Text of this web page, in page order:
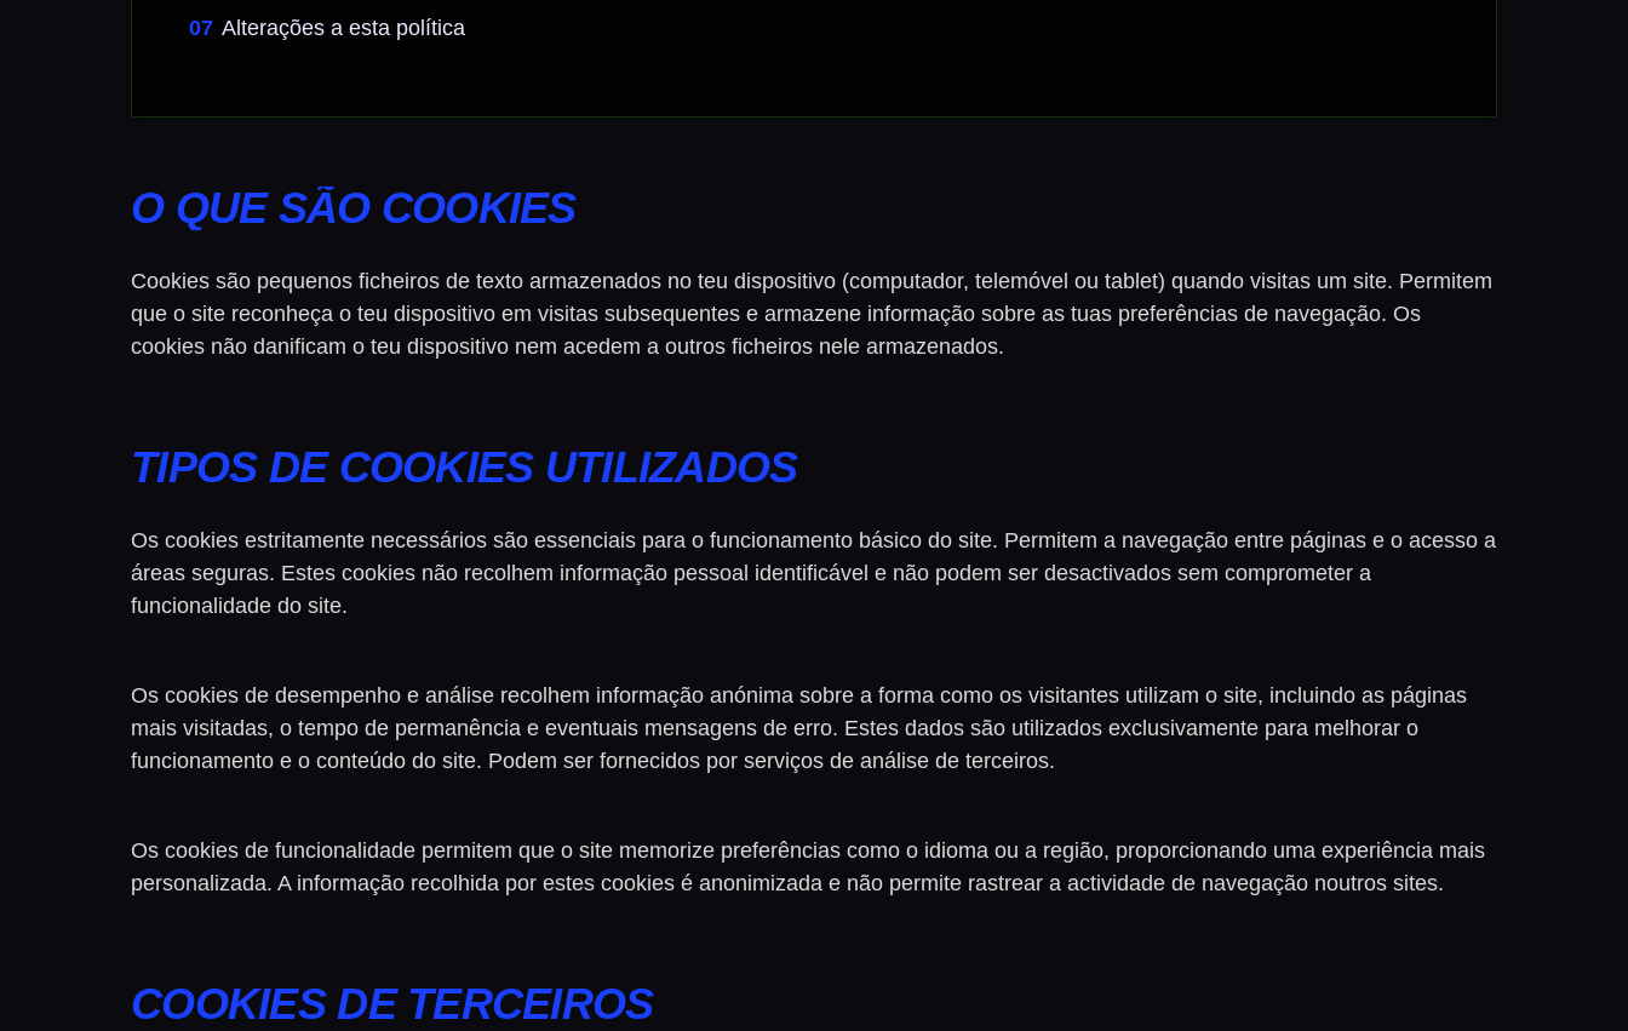
Alterações a esta política
O QUE SÃO COOKIES
Cookies são pequenos ficheiros de texto armazenados no teu dispositivo (computador, telemóvel ou tablet) quando visitas um site. Permitem
que o site reconheça o teu dispositivo em visitas subsequentes e armazene informação sobre as tuas preferências de navegação. Os
cookies não danificam o teu dispositivo nem acedem a outros ficheiros nele armazenados.
TIPOS DE COOKIES UTILIZADOS
Os cookies estritamente necessários são essenciais para o funcionamento básico do site. Permitem a navegação entre páginas e o acesso a
áreas seguras. Estes cookies não recolhem informação pessoal identificável e não podem ser desactivados sem comprometer a
funcionalidade do site.
Os cookies de desempenho e análise recolhem informação anónima sobre a forma como os visitantes utilizam o site, incluindo as páginas
mais visitadas, o tempo de permanência e eventuais mensagens de erro. Estes dados são utilizados exclusivamente para melhorar o
funcionamento e o conteúdo do site. Podem ser fornecidos por serviços de análise de terceiros.
Os cookies de funcionalidade permitem que o site memorize preferências como o idioma ou a região, proporcionando uma experiência mais
personalizada. A informação recolhida por estes cookies é anonimizada e não permite rastrear a actividade de navegação noutros sites.
COOKIES DE TERCEIROS